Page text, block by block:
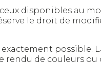
disponibles au
réserve le droit de
rendu de couleurs